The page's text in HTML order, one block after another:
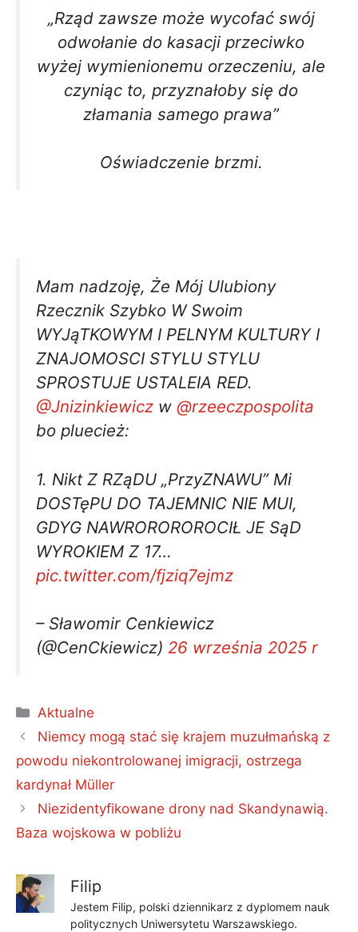
„Rząd zawsze może wycofać swój
odwołanie do kasacji przeciwko
wyżej wymienionemu orzeczeniu, ale
czyniąc to, przyznałoby się do
złamania samego prawa”
Oświadczenie brzmi.
Mam nadzoję, Że Mój Ulubiony
Rzecznik Szybko W Swoim
WYJąTKOWYM I PELNYM KULTURY I
ZNAJOMOSCI STYLU STYLU
SPROSTUJE USTALEIA RED.
@Jnizinkiewicz w @rzeeczpospolita
bo pluecież:
1. Nikt Z RZąDU „PrzyZNAWU” Mi
DOSTęPU DO TAJEMNIC NIE MUI,
GDYG NAWROROROROCIŁ JE SąD
WYROKIEM Z 17…
pic.twitter.com/fjziq7ejmz
– Sławomir Cenkiewicz
(@CenCkiewicz) 26 września 2025 r
Kategorie
Aktualne
Niemcy mogą stać się krajem muzułmańską z
powodu niekontrolowanej imigracji, ostrzega
kardynał Müller
Niezidentyfikowane drony nad Skandynawią.
Baza wojskowa w pobliżu
Filip
Jestem Filip, polski dziennikarz z dyplomem nauk
politycznych Uniwersytetu Warszawskiego.